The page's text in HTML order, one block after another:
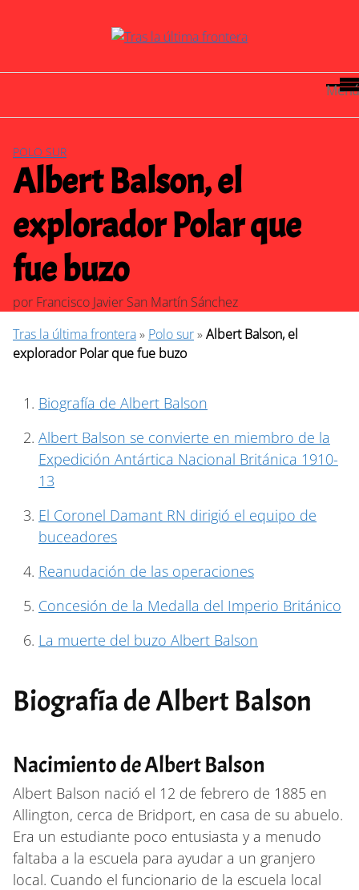
Menú
POLO SUR
Albert Balson, el
explorador Polar que
fue buzo
por Francisco Javier San Martín Sánchez
Tras la última frontera» Polo sur»Albert Balson, el
explorador Polar que fue buzo
Biografía de Albert Balson
Albert Balson se convierte en miembro de la
Expedición Antártica Nacional Británica 1910-
13
El Coronel Damant RN dirigió el equipo de
buceadores
Reanudación de las operaciones
Concesión de la Medalla del Imperio Británico
La muerte del buzo Albert Balson
Biografía de Albert Balson
Nacimiento de Albert Balson
Albert Balson nació el 12 de febrero de 1885 en
Allington, cerca de Bridport, en casa de su abuelo.
Era un estudiante poco entusiasta y a menudo
faltaba a la escuela para ayudar a un granjero
local. Cuando el funcionario de la escuela local